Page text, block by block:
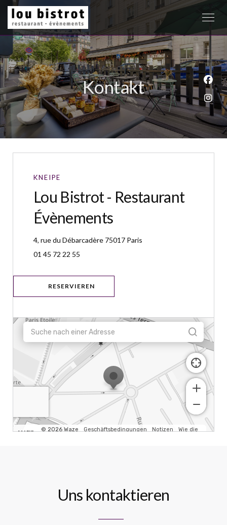
Kontakt
KNEIPE
Lou Bistrot - Restaurant
Évènements
4, rue du Débarcadère 75017 Paris
01 45 72 22 55
RESERVIEREN
Uns kontaktieren